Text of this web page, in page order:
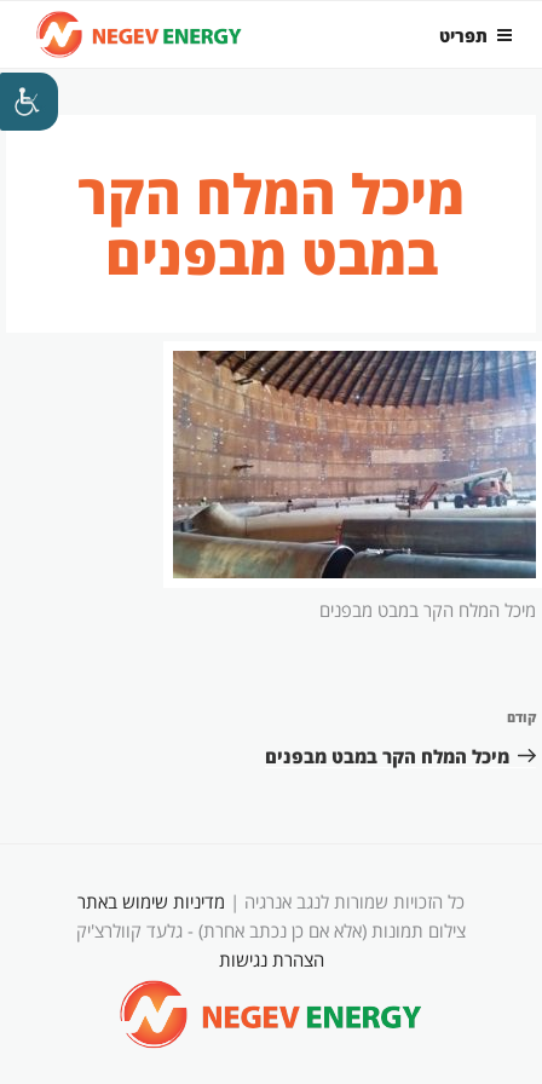
לתוכן
תפריט
מיכל המלח הקר
במבט מבפנים
מיכל המלח הקר במבט מבפנים
הפוסט
הקודם
קודם
מיכל המלח הקר במבט מבפנים
כל הזכויות שמורות לנגב אנרגיה | מדיניות שימוש באתר
צילום תמונות (אלא אם כן נכתב אחרת) - גלעד קוולרצ'יק
הצהרת נגישות